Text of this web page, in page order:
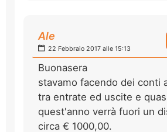
Ale
22 Febbraio 2017 alle 15:13
Buonasera
stavamo facendo dei conti
tra entrate ed uscite e
quest'anno verrà fuori un
circa € 1000,00.